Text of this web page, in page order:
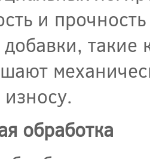
и
такие
обработка